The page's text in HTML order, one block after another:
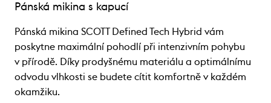
Pánská mikina s kapucí
Pánská mikina SCOTT Defined Tech Hybrid vám
poskytne maximální pohodlí při intenzivním pohybu
v přírodě. Díky prodyšnému materiálu a optimálnímu
odvodu vlhkosti se budete cítit komfortně v každém
okamžiku.